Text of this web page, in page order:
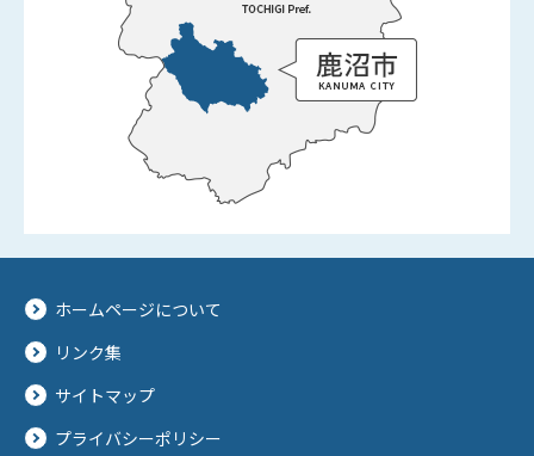
ホームページについて
リンク集
サイトマップ
プライバシーポリシー